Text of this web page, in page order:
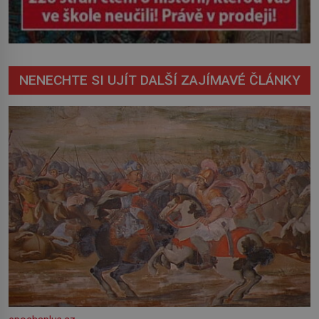
NENECHTE SI UJÍT DALŠÍ ZAJÍMAVÉ ČLÁNKY